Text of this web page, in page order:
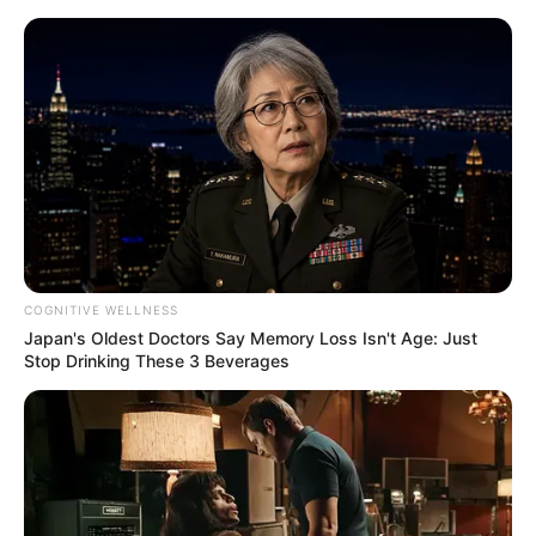
Home > ACS > Justiça > Ministério da Saúde > Notícia
>
>
Ministério Público ajuíza ação para assegurar
COGNITIVE WELLNESS
Japan's Oldest Doctors Say Memory Loss Isn't Age: Just
Stop Drinking These 3 Beverages